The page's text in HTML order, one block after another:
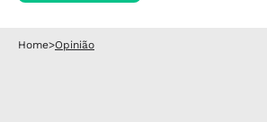
Home>Opinião